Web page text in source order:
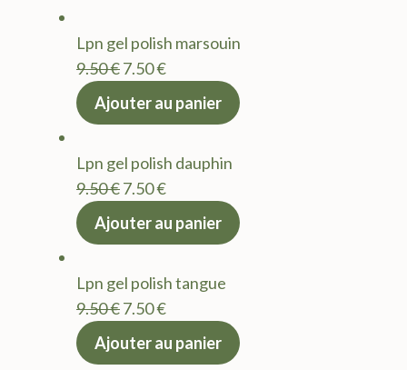
Lpn gel polish marsouin
9.50€Le
prix
9.50 €.
7.50€Le
actuel
7.50 €.
Ajouter au panier
Lpn gel polish dauphin
9.50€Le
prix
9.50 €.
7.50€Le
actuel
7.50 €.
Ajouter au panier
Lpn gel polish tangue
9.50€Le
prix
7.50€Le
actuel
Ajouter au panier